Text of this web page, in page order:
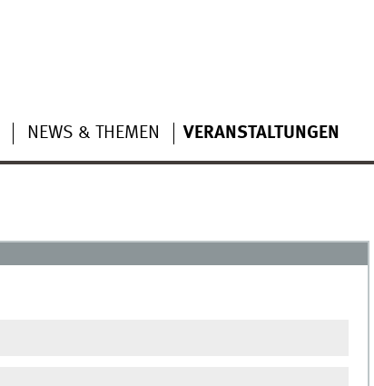
NEWS & THEMEN VERANSTALTUNGEN